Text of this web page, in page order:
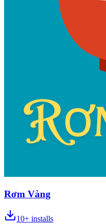
Rơm Vàng
10+ installs